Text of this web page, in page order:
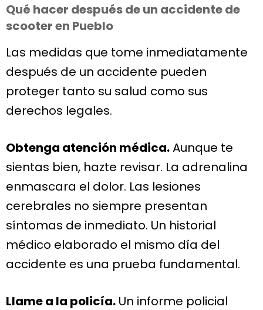
Qué hacer después de un accidente de
scooter en Pueblo
Las medidas que tome inmediatamente
después de un accidente pueden
proteger tanto su salud como sus
derechos legales.
Obtenga atención médica.Aunque te
sientas bien, hazte revisar. La adrenalina
enmascara el dolor. Las lesiones
cerebrales no siempre presentan
síntomas de inmediato. Un historial
médico elaborado el mismo día del
accidente es una prueba fundamental.
Llame a la policía. Un informe policial